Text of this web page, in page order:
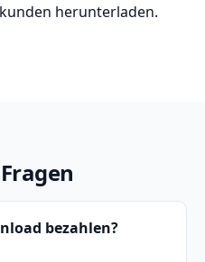
herunterladen.
bezahlen?